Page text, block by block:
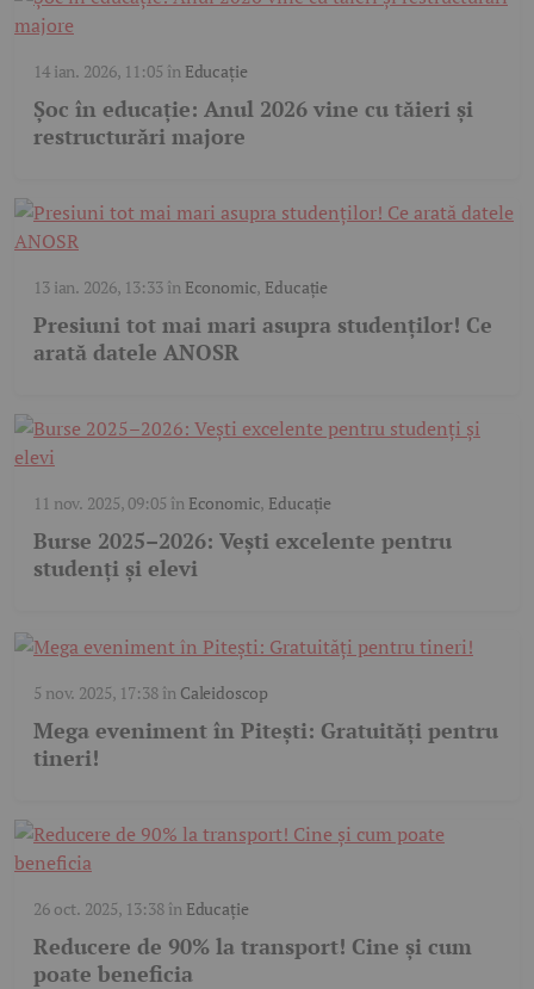
14 ian. 2026, 11:05 în Educație
Șoc în educație: Anul 2026 vine cu tăieri și
restructurări majore
13 ian. 2026, 13:33în Economic, Educație
Presiuni tot mai mari asupra studenților! Ce
arată datele ANOSR
11 nov. 2025, 09:05 în Economic, Educație
Burse 2025–2026: Vești excelente pentru
studenți și elevi
5 nov. 2025, 17:38în Caleidoscop
Mega eveniment în Pitești: Gratuități pentru
tineri!
26 oct. 2025, 13:38în Educație
Reducere de 90% la transport! Cine și cum
poate beneficia